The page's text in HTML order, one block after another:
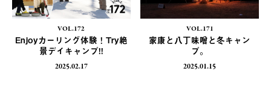
VOL.172
Enjoyカーリング体験！Try絶
景デイキャンプ!!
2025.02.17
VOL.171
家康と八丁味噌と冬キャン
プ。
2025.01.15